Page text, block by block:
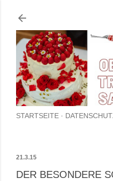
STARTSEITE
21.3.15
DER BESONDERE